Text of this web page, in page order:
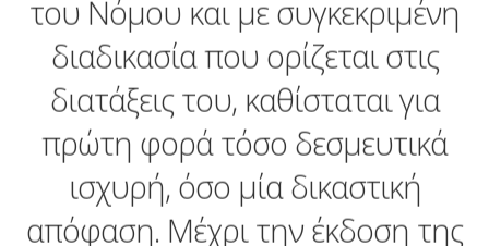
του Νόμου και με συγκεκριμένη
διαδικασία που ορίζεται στις
διατάξεις του, καθίσταται για
πρώτη φορά τόσο δεσμευτικά
ισχυρή, όσο μία δικαστική
απόφαση. Μέχρι την έκδοση της